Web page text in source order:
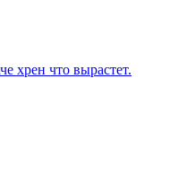
хрен что вырастет.